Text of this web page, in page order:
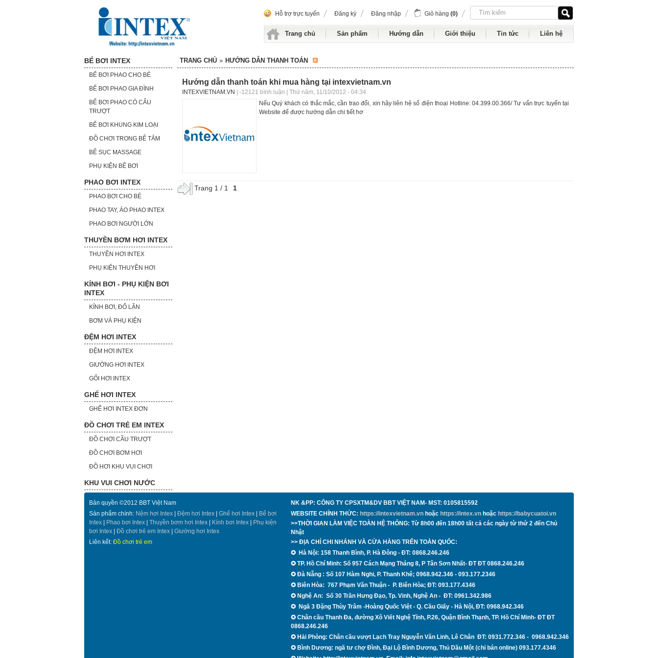
Hỗ trợ trực tuyến Đăng ký Đăng nhập Giỏ hàng (0)
Trang chủ Sản phẩm Hướng dẫn Giới thiệu Tin tức Liên hệ
BỂ BƠI INTEX
BỂ BƠI PHAO CHO BÉ
BỂ BƠI PHAO GIA ĐÌNH
BỂ BƠI PHAO CÓ CẤU
TRƯỢT
BỂ BƠI KHUNG KIM LOẠI
ĐỒ CHƠI TRONG BỂ TẮM
BỂ SỤC MASSAGE
PHỤ KIỆN BỂ BƠI
PHAO BƠI INTEX
PHAO BƠI CHO BÉ
PHAO TAY, ÁO PHAO INTEX
PHAO BƠI NGƯỜI LỚN
THUYỀN BƠM HƠI INTEX
THUYỀN HƠI INTEX
PHỤ KIỆN THUYỀN HƠI
KÍNH BƠI - PHỤ KIỆN BƠI
INTEX
KÍNH BƠI, ĐỐ LẶN
BƠM VÀ PHỤ KIỆN
ĐỆM HƠI INTEX
ĐỆM HƠI INTEX
GIƯỜNG HƠI INTEX
GỐI HƠI INTEX
GHẾ HƠI INTEX
GHẾ HƠI INTEX ĐƠN
ĐỒ CHƠI TRẺ EM INTEX
ĐỒ CHƠI CẦU TRƯỢT
ĐỒ CHƠI BƠM HƠI
ĐỒ HƠI KHU VUI CHƠI
KHU VUI CHƠI NƯỚC
TRANG CHỦ » HƯỚNG DẪN THANH TOÁN
Hướng dẫn thanh toán khi mua hàng tại intexvietnam.vn
INTEXVIETNAM.VN
| -12121 bình luận | Thứ năm, 11/10/2012 - 04:34
Nếu Quý khách có thắc mắc, cần trao đổi, xin hãy liên hệ số điện thoại Hotline: 04.399.00.366/ Tư vấn trực tuyến tại
Website để được hướng dẫn chi tiết hơ
Trang 1 / 1 1
Bản quyền ©2012 BBT Việt Nam
Sản phẩm chính: Nệm hơi Intex Đệm hơi Intex Ghế hơi Intex
Bể bơi
Intex
Phao bơi Intex Thuyền bơm hơi Intex Kính bơi Intex
Phụ kiện
bơi Intex
Đồ chơi trẻ em Intex
Giường hơi Intex
Liên kết: Đồ chơi trẻ em
NK &PP: CÔNG TY CPSXTM&DV BBT VIỆT NAM- MST: 0105815592
WEBSITE CHÍNH THỨC: https://intexvietnam.vnhoặc https://intex.vnhoặc https://babycuatoi.vn
>>THỜI GIAN LÀM VIỆC TOÀN HỆ THỐNG: Từ 8h00 đến 18h00 tất cả các ngày từ thứ 2 đến Chủ
Nhật
>> ĐỊA CHỈ CHI NHÁNH VÀ CỬA HÀNG TRÊN TOÀN QUỐC:
✪ Hà Nội: 158 Thanh Bình, P.Hà Đông - ĐT: 0868.246.246
✪ TP. Hồ Chí Minh: Số 957 Cách Mạng Tháng 8, P Tân Sơn Nhất- ĐTĐT 0868.246.246
✪ Đà Nẵng : Số 107 Hàm Nghi, P. Thanh Khê; 0968.942.346 - 093.177.2346
✪ Biên Hòa: 767 Phạm Văn Thuận - P. Biên Hòa; ĐT: 093.177.4346
✪ Nghệ An: Số 30 Trần Hưng Đạo, Tp. Vinh, Nghệ An - ĐT: 0961.342.986
✪ Ngã 3 Đặng Thùy Trâm -Hoàng Quốc Việt - Q.Cầu Giấy - Hà Nội, ĐT: 0968.942.346
✪ Chân cầu Thanh Đa, đường Xô Viết Nghệ Tĩnh, P.26, Quận Bình Thạnh, TP. Hồ Chí Minh- ĐTĐT
0868.246.246
✪ Hải Phòng: Chân cầu vượt Lạch Tray Nguyễn Văn Linh, Lê Chân ĐT: 0931.772.346 - 0968.942.346
✪ Bình Dương: ngã tư chợ Đình, Đại Lộ Bình Dương, Thủ Dầu Một (chỉ bán online) 093.177.4346